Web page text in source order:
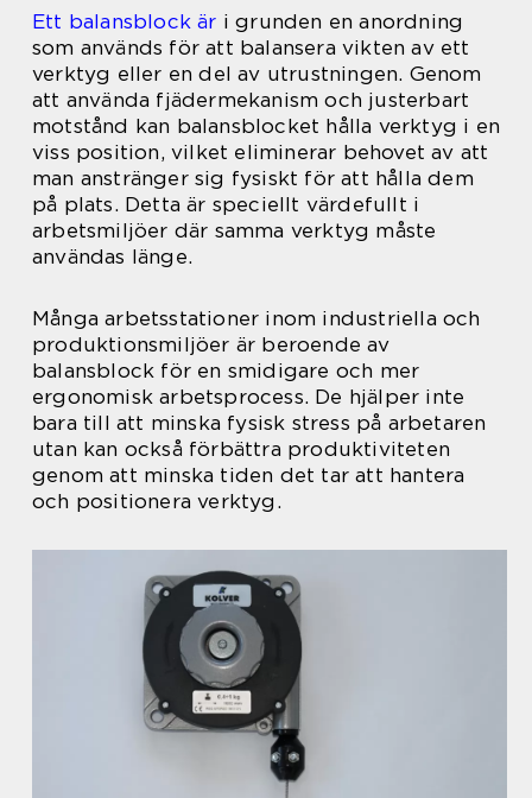
Ett balansblock är i grunden en anordning
som används för att balansera vikten av ett
verktyg eller en del av utrustningen. Genom
att använda fjädermekanism och justerbart
motstånd kan balansblocket hålla verktyg i en
viss position, vilket eliminerar behovet av att
man anstränger sig fysiskt för att hålla dem
på plats. Detta är speciellt värdefullt i
arbetsmiljöer där samma verktyg måste
användas länge.
Många arbetsstationer inom industriella och
produktionsmiljöer är beroende av
balansblock för en smidigare och mer
ergonomisk arbetsprocess. De hjälper inte
bara till att minska fysisk stress på arbetaren
utan kan också förbättra produktiviteten
genom att minska tiden det tar att hantera
och positionera verktyg.